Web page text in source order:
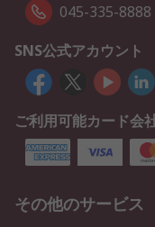
045-335-8888
SNS公式アカウント
ご利用可能カード会
その他のサービス